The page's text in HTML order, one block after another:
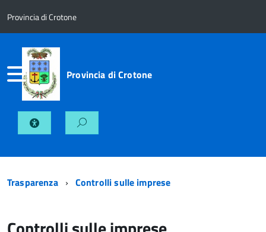
Provincia di Crotone
Provincia di Crotone
Trasparenza Controlli sulle imprese